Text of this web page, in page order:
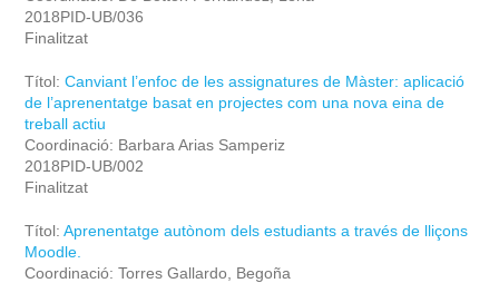
2018PID-UB/036
Finalitzat
Títol: Canviant l’enfoc de les assignatures de Màster: aplicació
de l’aprenentatge basat en projectes com una nova eina de
treball actiu
Coordinació: Barbara Arias Samperiz
2018PID-UB/002
Finalitzat
Títol: Aprenentatge autònom dels estudiants a través de lliçons
Moodle.
Coordinació: Torres Gallardo, Begoña